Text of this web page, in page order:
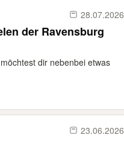
28.07.2026
der Ravensburg
dir nebenbei etwas
23.06.2026